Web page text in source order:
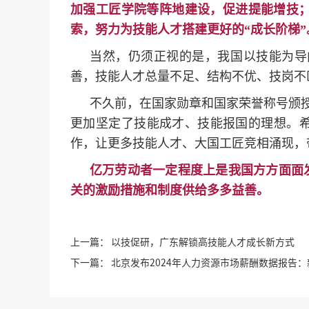
加强工匠学院等阵地建设，促进提能增
索，努力为技能人才搭建更好的“成长阶梯”
当然，仍须正视的是，我国以技能为
善，技能人才总量不足、结构不优、技岗
不久前，在国家勋章和国家荣誉称号颁
更加坚定了技能成才、技能报国的理想。
作，让更多技能人才、大国工匠竞相涌现
亿万劳动者一定程度上是我国方方面
关的激励措施和制度供给多多益善。
上一篇： 以技促研，广东解锁高技能人才成长新方式
下一篇： 北京发布2024年人力资源市场薪酬数据报告